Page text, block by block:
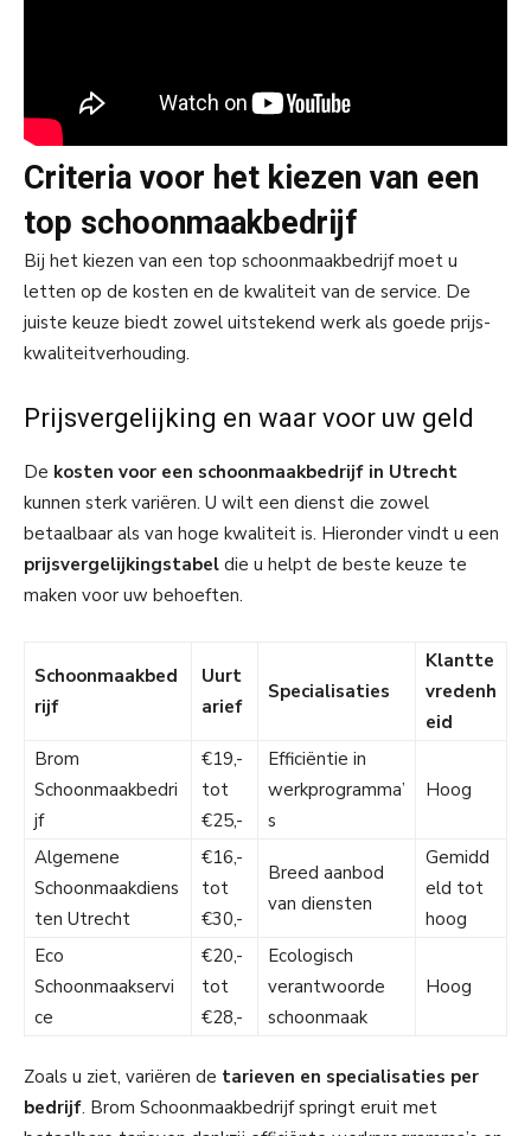
Criteria voor het kiezen van een
top schoonmaakbedrijf
Bij het kiezen van een top schoonmaakbedrijf moet u
letten op de kosten en de kwaliteit van de service. De
juiste keuze biedt zowel uitstekend werk als goede prijs-
kwaliteitverhouding.
Prijsvergelijking en waar voor uw geld
De kosten voor een schoonmaakbedrijf in Utrecht
kunnen sterk variëren. U wilt een dienst die zowel
betaalbaar als van hoge kwaliteit is. Hieronder vindt u een
prijsvergelijkingstabel die u helpt de beste keuze te
maken voor uw behoeften.
Schoonmaakbed
rijf
Uurt
arief
Specialisaties
Klantte
vredenh
eid
Brom
Schoonmaakbedri
jf
€19,-
tot
€25,-
Efficiëntie in
werkprogramma’
s
Hoog
Algemene
Schoonmaakdiens
ten Utrecht
€16,-
tot
€30,-
Breed aanbod
van diensten
Gemidd
eld tot
hoog
Eco
Schoonmaakservi
ce
€20,-
tot
€28,-
Ecologisch
verantwoorde
schoonmaak
Hoog
Zoals u ziet, variëren de tarieven en specialisaties per
bedrijf. Brom Schoonmaakbedrijf springt eruit met